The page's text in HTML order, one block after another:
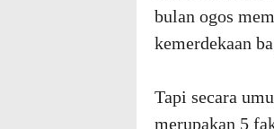
bulan ogos
kemerdekaan
Tapi secara
merupakan 5